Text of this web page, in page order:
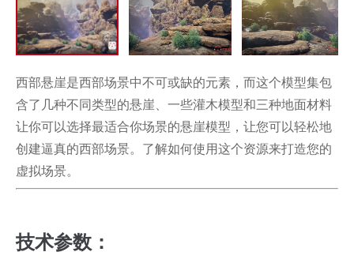
西部悬崖是西部场景中不可或缺的元素，而这个模型集包
含了几种不同类型的悬崖、一些灌木模型和三种地面材料
让你可以选择最适合你场景的悬崖模型，让您可以轻松地
创建逼真的西部场景。了解如何使用这个资源来打造您的
虚拟场景。
技术参数：